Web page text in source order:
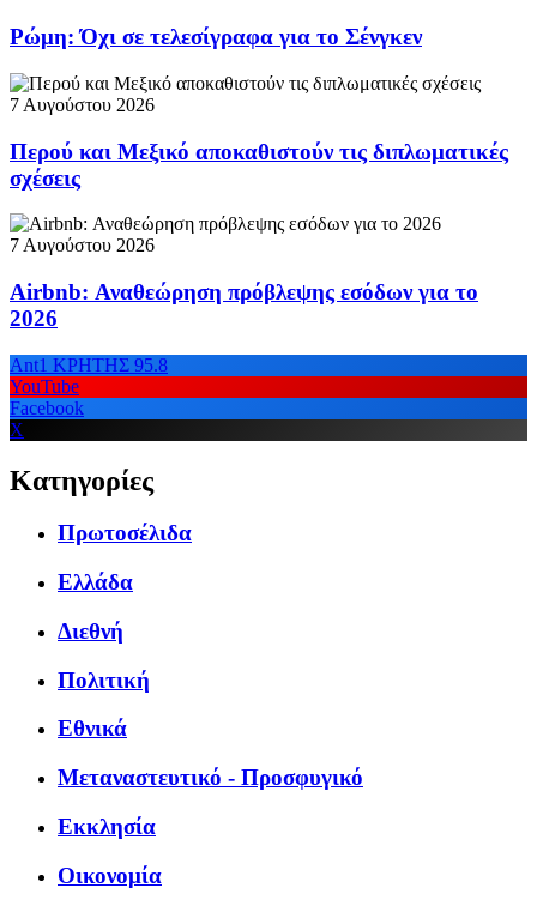
Ρώμη: Όχι σε τελεσίγραφα για το Σένγκεν
7 Αυγούστου 2026
Περού και Μεξικό αποκαθιστούν τις διπλωματικές
σχέσεις
7 Αυγούστου 2026
Airbnb: Αναθεώρηση πρόβλεψης εσόδων για το
2026
Ant1 ΚΡΗΤΗΣ 95.8
YouTube
Facebook
X
Κατηγορίες
Πρωτοσέλιδα
Ελλάδα
Διεθνή
Πολιτική
Εθνικά
Μεταναστευτικό - Προσφυγικό
Εκκλησία
Οικονομία